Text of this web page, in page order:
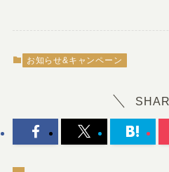
お知らせ&キャンペーン